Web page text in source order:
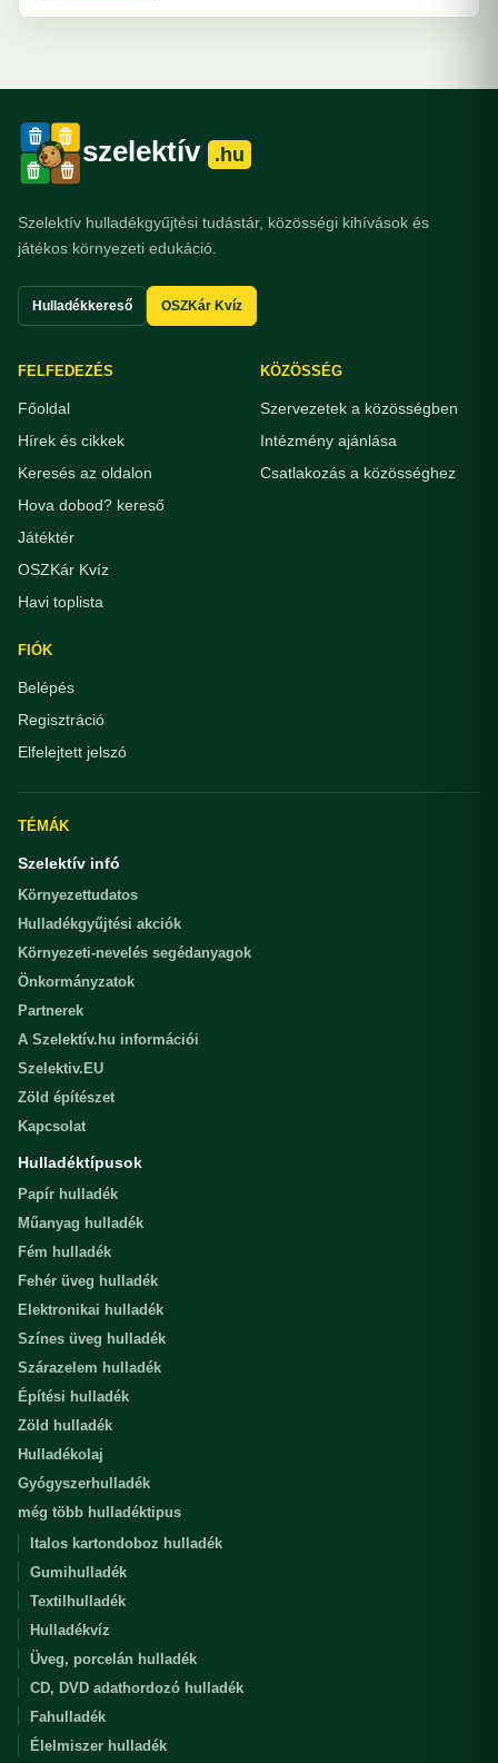
szelektív .hu
Szelektív hulladékgyűjtési tudástár, közösségi kihívások és
játékos környezeti edukáció.
Hulladékkereső OSZKár Kvíz
FELFEDEZÉS
Főoldal
Hírek és cikkek
Keresés az oldalon
Hova dobod? kereső
Játéktér
OSZKár Kvíz
Havi toplista
KÖZÖSSÉG
Szervezetek a közösségben
Intézmény ajánlása
Csatlakozás a közösséghez
FIÓK
Belépés
Regisztráció
Elfelejtett jelszó
TÉMÁK
Szelektív infó
Környezettudatos
Hulladékgyűjtési akciók
Környezeti-nevelés segédanyagok
Önkormányzatok
Partnerek
A Szelektív.hu információi
Szelektiv.EU
Zöld építészet
Kapcsolat
Hulladéktípusok
Papír hulladék
Műanyag hulladék
Fém hulladék
Fehér üveg hulladék
Elektronikai hulladék
Színes üveg hulladék
Szárazelem hulladék
Építési hulladék
Zöld hulladék
Hulladékolaj
Gyógyszerhulladék
még több hulladéktipus
Italos kartondoboz hulladék
Gumihulladék
Textilhulladék
Hulladékvíz
Üveg, porcelán hulladék
CD, DVD adathordozó hulladék
Fahulladék
Élelmiszer hulladék